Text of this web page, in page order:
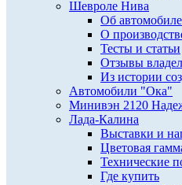
Шевроле Нива
Об автомобиле
О
Тесты и статьи
Отзывы
Из истории
Автомобили "Ока"
Минивэн 2120
Лада-Калина
Выставки и
Цветовая
Технические
Где купить